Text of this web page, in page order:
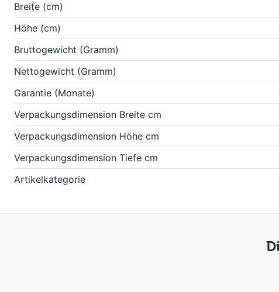
Breite (cm)
Höhe (cm)
Bruttogewicht (Gramm)
Nettogewicht (Gramm)
Garantie (Monate)
Verpackungsdimension Breite cm
Verpackungsdimension Höhe cm
Verpackungsdimension Tiefe cm
Artikelkategorie